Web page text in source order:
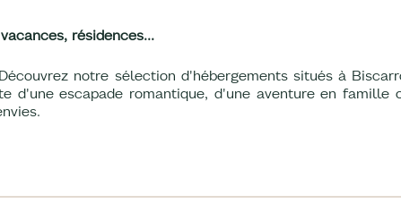
résidences...
notre sélection d'hébergements situés à
d'une escapade romantique, d'une aventure en